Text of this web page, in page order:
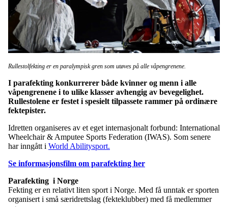
Rullestolfekting er en paralympisk gren som utøves på alle våpengrenene.
I parafekting konkurrerer både kvinner og menn i alle
våpengrenene i to ulike klasser avhengig av bevegelighet.
Rullestolene er festet i spesielt tilpassete rammer på ordinære
fektepister.
Idretten organiseres av et eget internasjonalt forbund: International
Wheelchair & Amputee Sports Federation (IWAS). Som senere
har inngått i World Abilitysport.
Se informasjonsfilm om parafekting her
Parafekting i Norge
Fekting er en relativt liten sport i Norge. Med få unntak er sporten
organisert i små særidrettslag (fekteklubber) med få medlemmer